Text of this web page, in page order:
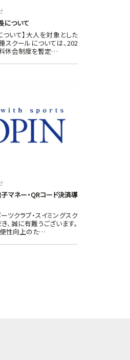
について
いて】大人を対象とした
スクールについては、202
休会制度を暫定…
子マネー・QRコード決済導
ツクラブ・スイミングスク
、誠に有難うございます。
便性向上のた…